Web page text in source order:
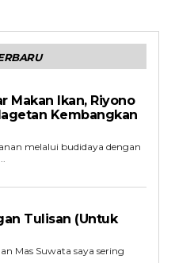
Makan Ikan, Riyono
Kembangkan
melalui budidaya dengan
Tulisan (Untuk
Mas Suwata saya sering